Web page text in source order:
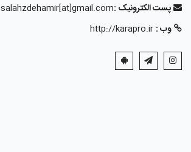
پست الکترونیک :salahzdehamir[at]gmail.com
وب : http://karapro.ir